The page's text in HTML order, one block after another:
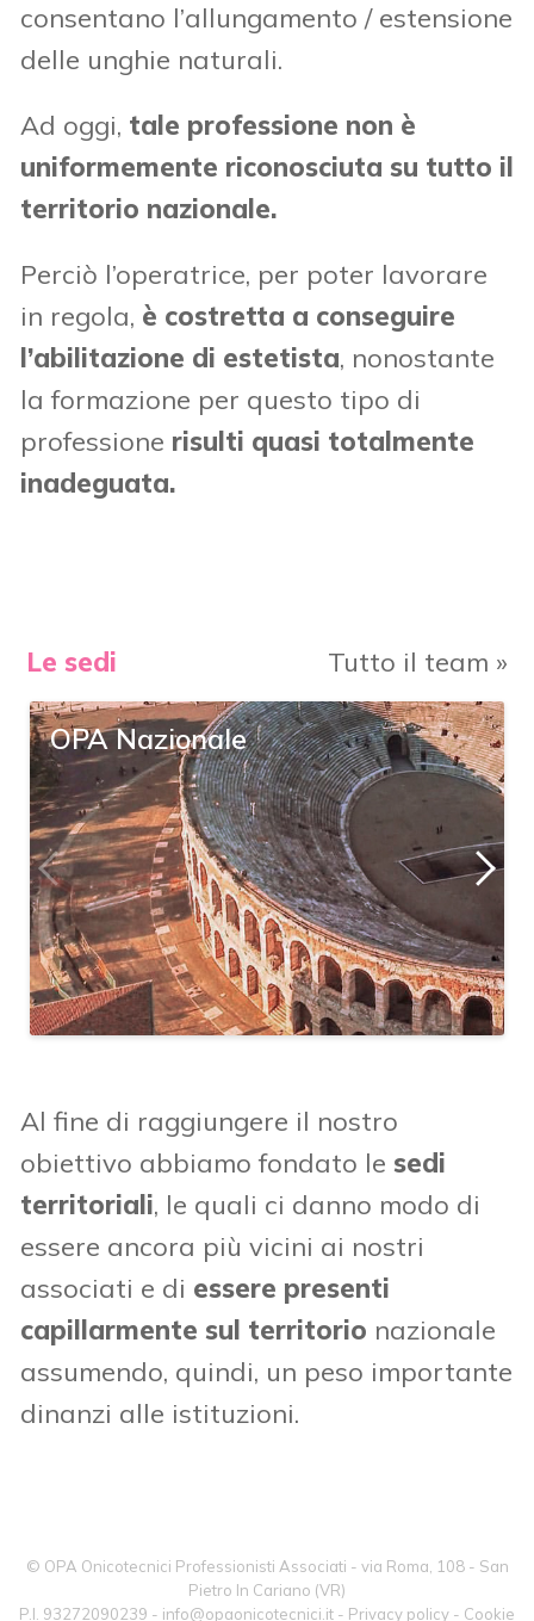
consentano l’allungamento / estensione
delle unghie naturali.
Ad oggi, tale professione non è
uniformemente riconosciuta su tutto il
territorio nazionale.
Perciò l’operatrice, per poter lavorare
in regola, è costretta a conseguire
l’abilitazione di estetista, nonostante
la formazione per questo tipo di
professione risulti quasi totalmente
inadeguata.
Le sedi Tutto il team »
OPA Emilia
Al fine di raggiungere il nostro
obiettivo abbiamo fondato le sedi
territoriali, le quali ci danno modo di
essere ancora più vicini ai nostri
associati e di essere presenti
capillarmente sul territorio nazionale
assumendo, quindi, un peso importante
dinanzi alle istituzioni.
© OPA Onicotecnici Professionisti Associati - via Roma, 108 - San
Pietro In Cariano (VR)
P.I. 93272090239 - info@opaonicotecnici.it - Privacy policy - Cookie